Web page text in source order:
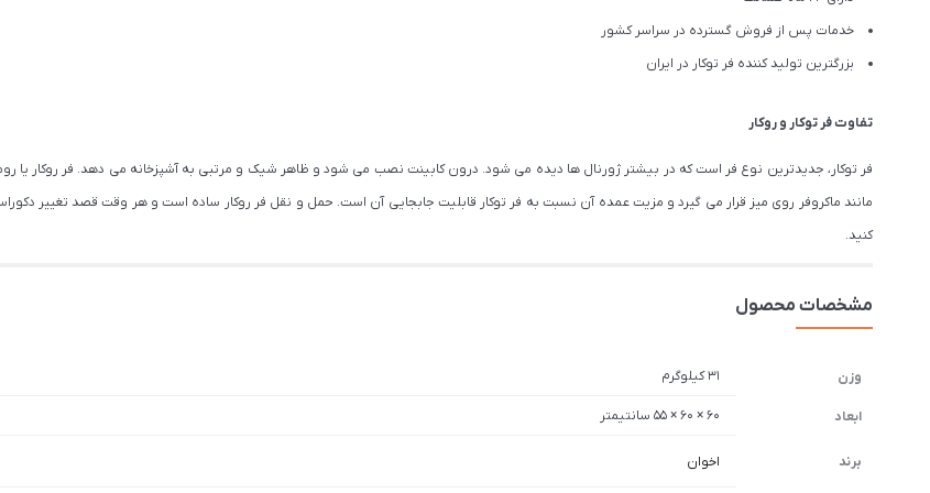
خدمات پس از فروش گسترده در سراسر کشور
بزرگترین تولید کننده فر توکار در ایران
تفاوت فر توکار و روکار
فر توکار، جدیدترین نوع فر است که در بیشتر ژورنال ها دیده می شود. درون کابینت نصب می شود و ظاهر شیک و مرتبی به آشپزخانه می دهد. فر روکار یا
مانند ماکروفر روی میز قرار می گیرد و مزیت عمده آن نسبت به فر توکار قابلیت جابجایی آن است. حمل و نقل فر روکار ساده است و هر وقت قصد تغییر
کنید.
مشخصات محصول
وزن 31 کیلوگرم
ابعاد 60 × 60 × 55 سانتیمتر
برند اخوان